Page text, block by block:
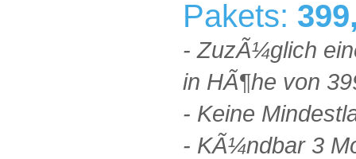
Pakets:
- ZuzÃ¼glich
in HÃ¶he von
- Keine
- KÃ¼ndbar 3